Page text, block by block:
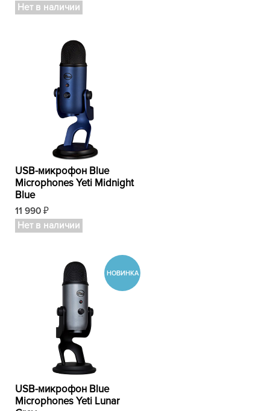
Нет в наличии
USB-микрофон Blue
Microphones Yeti Midnight
Blue
11 990 ₽
Нет в наличии
USB-микрофон Blue
Microphones Yeti Lunar